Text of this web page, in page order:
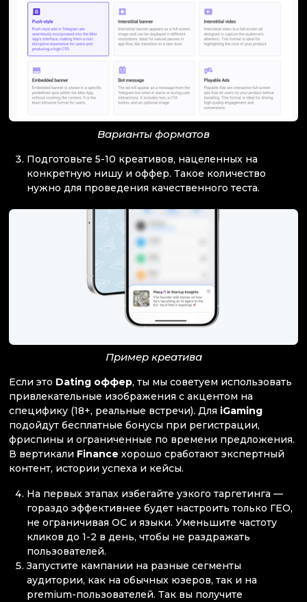
Варианты форматов
Подготовьте 5-10 креативов, нацеленных на
конкретную нишу и оффер. Такое количество
нужно для проведения качественного теста.
Пример креатива
Если это Dating оффер, ты мы советуем использовать
привлекательные изображения с акцентом на
специфику (18+, реальные встречи). Для iGaming
подойдут бесплатные бонусы при регистрации,
фриспины и ограниченные по времени предложения.
В вертикали Finance хорошо сработают экспертный
контент, истории успеха и кейсы.
На первых этапах избегайте узкого таргетинга —
гораздо эффективнее будет настроить только ГЕО,
не ограничивая ОС и языки. Уменьшите частоту
кликов до 1-2 в день, чтобы не раздражать
пользователей.
Запустите кампании на разные сегменты
аудитории, как на обычных юзеров, так и на
premium-пользователей. Так вы получите